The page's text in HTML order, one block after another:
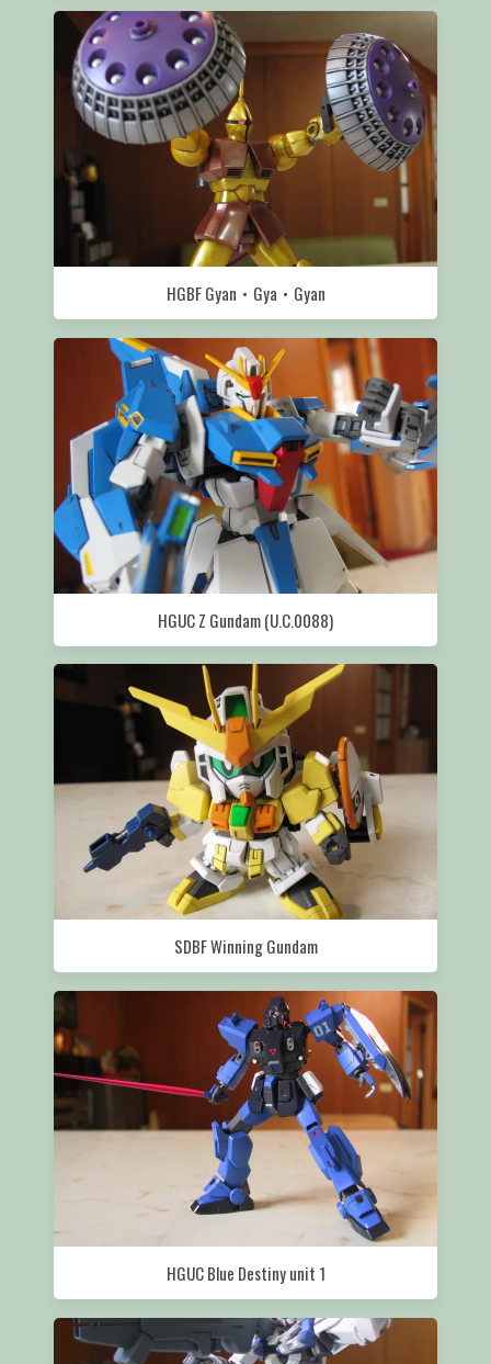
HGBF Gyan‧Gya‧Gyan
HGUC Z Gundam (U.C.0088)
SDBF Winning Gundam
HGUC Blue Destiny unit 1